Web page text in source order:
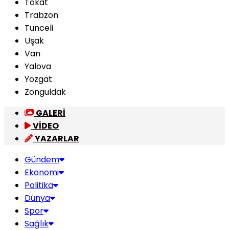
Trabzon
Tunceli
Uşak
Van
Yalova
Yozgat
Zonguldak
GALERİ
VİDEO
YAZARLAR
Gündem
Ekonomi
Politika
Dünya
Spor
Sağlık